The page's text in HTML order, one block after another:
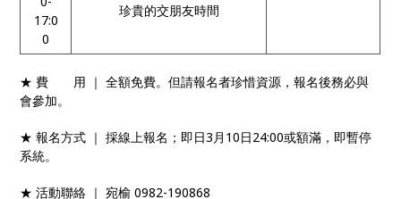
17:0
0
珍貴的交朋友時間
★ 費 用 ｜ 全額免費。但請報名者珍惜資源，報名後務必與
會參加。
★ 報名方式 ｜ 採線上報名；即日3月10日24:00或額滿，即暫停
系統。
★ 活動聯絡 ｜ 宛榆 0982-190868